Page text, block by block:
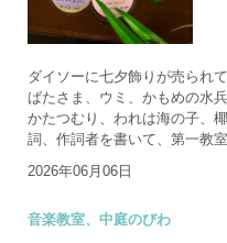
ダイソーに七夕飾りが売られ
ばたさま、ウミ、かもめの水
かたつむり、われは海の子、
詞、作詞者を書いて、第一教
2026年06月06日
音楽教室、中庭のびわ